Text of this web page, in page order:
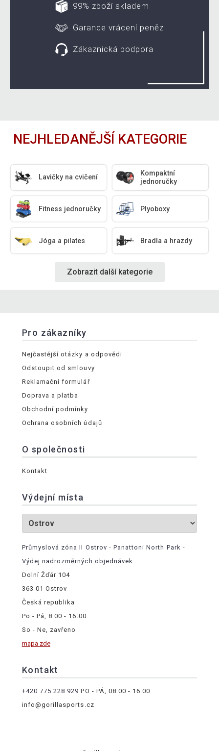
99% zboží skladem
Garance vrácení peněz
Zákaznická podpora
NEJHLEDANĚJŠÍ KATEGORIE
Lavičky na cvičení
Kompaktní
jednoručky
Fitness jednoručky Plyoboxy
Jóga a pilates Bradla a hrazdy
Zobrazit další kategorie
Pro zákazníky
Nejčastější otázky a odpovědi
Odstoupit od smlouvy
Reklamační formulář
Doprava a platba
Obchodní podmínky
Ochrana osobních údajů
O společnosti
Kontakt
Výdejní místa
Průmyslová zóna II Ostrov - Panattoni North Park -
Výdej nadrozměrných objednávek
Dolní Žďár 104
363 01 Ostrov
Česká republika
Po - Pá, 8:00 - 16:00
So - Ne, zavřeno
mapa zde
Kontakt
+420 775 228 929 PO - PÁ, 08:00 - 16:00
info@gorillasports.cz